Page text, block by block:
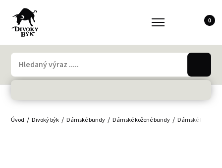
0
Úvod Divoký býk Dámské bundy Dámské kožené bundy Dámské křiváky